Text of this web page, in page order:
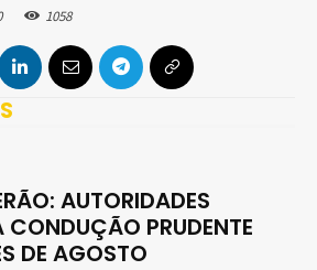
1058
AUTORIDADES
PRUDENTE
DE AGOSTO